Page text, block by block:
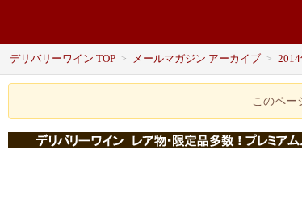
デリバリーワイン TOP > メールマガジン アーカイブ >
このペー